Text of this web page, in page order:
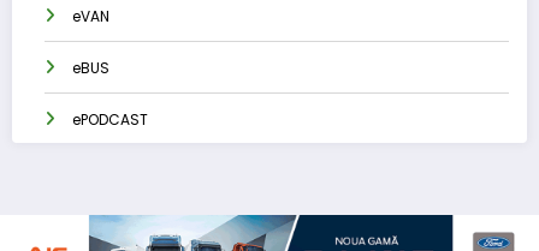
eVAN
eBUS
ePODCAST